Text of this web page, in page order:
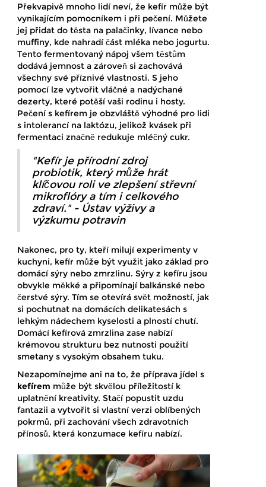
Překvapivě mnoho lidí neví, že kefír může být
vynikajícím pomocníkem i při pečení. Můžete
jej přidat do těsta na palačinky, lívance nebo
muffiny, kde nahradí část mléka nebo jogurtu.
Tento fermentovaný nápoj všem těstům
dodává jemnost a zároveň si zachovává
všechny své příznivé vlastnosti. S jeho
pomocí lze vytvořit vláčné a nadýchané
dezerty, které potěší vaši rodinu i hosty.
Pečení s kefírem je obzvláště výhodné pro lidi
s intolerancí na laktózu, jelikož kvásek při
fermentaci značně redukuje mléčný cukr.
"Kefír je přírodní zdroj
probiotik, který může hrát
klíčovou roli ve zlepšení střevní
mikroflóry a tím i celkového
zdraví." - Ústav výživy a
výzkumu potravin
Nakonec, pro ty, kteří milují experimenty v
kuchyni, kefír může být využit jako základ pro
domácí sýry nebo zmrzlinu. Sýry z kefíru jsou
obvykle měkké a připomínají balkánské nebo
čerstvé sýry. Tím se otevírá svět možností, jak
si pochutnat na domácích delikatesách s
lehkým nádechem kyselosti a plností chutí.
Domácí kefírová zmrzlina zase nabízí
krémovou strukturu bez nutnosti použití
smetany s vysokým obsahem tuku.
Nezapomínejme ani na to, že příprava jídel s
kefírem může být skvělou příležitostí k
uplatnění kreativity. Stačí popustit uzdu
fantazii a vytvořit si vlastní verzi oblíbených
pokrmů, při zachování všech zdravotních
přínosů, která konzumace kefíru nabízí.